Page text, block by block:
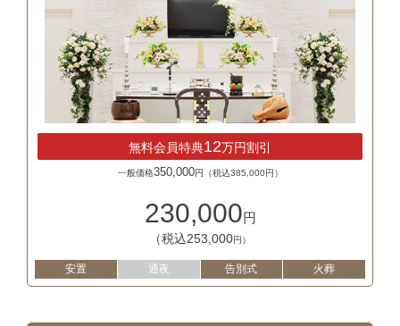
無料会員特典12万円割引
一般価格350,000円（税込385,000円）
230,000円
（税込253,000円）
安置 通夜 告別式 火葬